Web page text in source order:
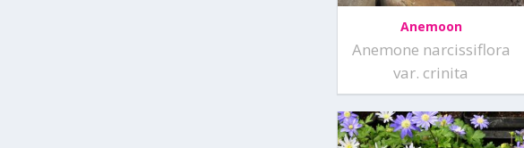
Anemoon
Anemone narcissiflora
var. crinita